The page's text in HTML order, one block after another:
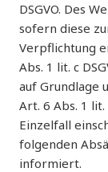
DSGVO. Des
sofern diese
Verpflichtung
Abs. 1 lit. c
auf Grundlage
Art. 6 Abs. 1
Einzelfall
folgenden
informiert.